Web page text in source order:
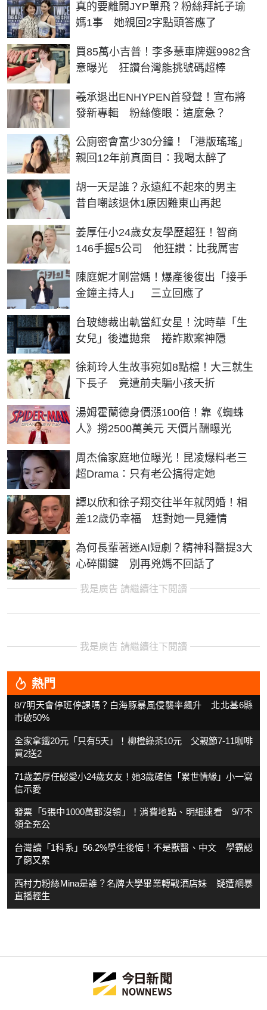
真的要離開JYP單飛？粉絲拜託子瑜
媽1事 她親回2字點頭答應了
買85萬小吉普！李多慧車牌選9982含
意曝光 狂讚台灣能挑號碼超棒
羲承退出ENHYPEN首發聲！宣布將
發新專輯 粉絲傻眼：這麼急？
公廁密會富少30分鐘！「港版瑤瑤」
親回12年前真面目：我喝太醉了
胡一天是誰？永遠紅不起來的男主
昔自嘲該退休1原因難東山再起
姜厚任小24歲女友學歷超狂！智商
146手握5公司 他狂讚：比我厲害
陳庭妮才剛當媽！爆產後復出「接手
金鐘主持人」 三立回應了
台玻總裁出軌當紅女星！沈時華「生
女兒」後遭拋棄 捲詐欺案神隱
徐莉玲人生故事宛如8點檔！大三就生
下長子 竟遭前夫騙小孩夭折
湯姆霍蘭德身價漲100倍！靠《蜘蛛
人》撈2500萬美元 天價片酬曝光
周杰倫家庭地位曝光！昆凌爆料老三
超Drama：只有老公搞得定她
譚以欣和徐子翔交往半年就閃婚！相
差12歲仍幸福 尪對她一見鍾情
為何長輩著迷AI短劇？精神科醫提3大
心碎關鍵 別再兇媽不回話了
我是廣告 請繼續往下閱讀
我是廣告 請繼續往下閱讀
熱門
8/7明天會停班停課嗎？白海豚暴風侵襲率飆升 北北基6縣
市破50%
全家拿鐵20元「只有5天」！柳橙綠茶10元 父親節7-11咖啡
買2送2
71歲姜厚任認愛小24歲女友！她3歲確信「累世情緣」小一寫
信示愛
發票「5張中1000萬都沒領」！消費地點、明細速看 9/7不
領全充公
台灣讀「1科系」56.2%學生後悔！不是獸醫、中文 學霸認
了窮又累
西村力粉絲Mina是誰？名牌大學畢業轉戰酒店妹 疑遭網暴
直播輕生